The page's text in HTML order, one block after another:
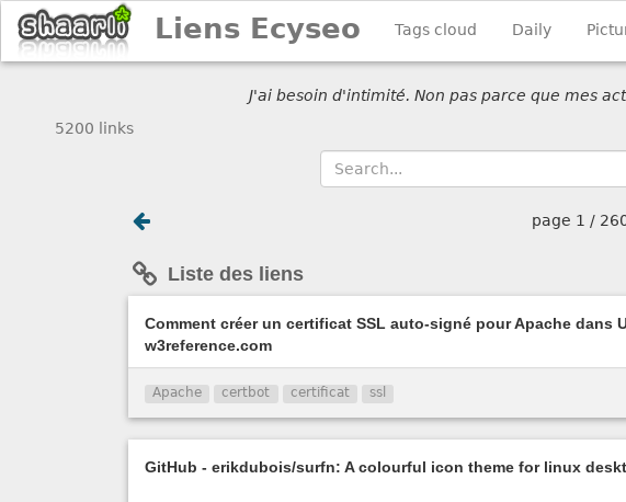
Liens Ecyseo Tags cloud Daily
J'ai besoin d'intimité. Non pas parce que mes
5200 links
page 1 /
Liste des liens
Comment créer un certificat SSL auto-signé pour Apache dans
w3reference.com
Apache certbot certificat ssl
GitHub - erikdubois/surfn: A colourful icon theme for linux